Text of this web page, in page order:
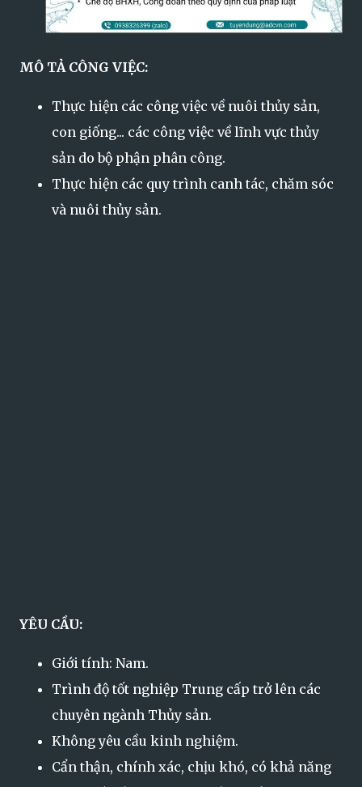
MÔ TẢ CÔNG VIỆC:
Thực hiện các công việc về nuôi thủy sản,
con giống... các công việc về lĩnh vực thủy
sản do bộ phận phân công.
Thực hiện các quy trình canh tác, chăm sóc
và nuôi thủy sản.
YÊU CẦU:
Giới tính: Nam.
Trình độ tốt nghiệp Trung cấp trở lên các
chuyên ngành Thủy sản.
Không yêu cầu kinh nghiệm.
Cẩn thận, chính xác, chịu khó, có khả năng